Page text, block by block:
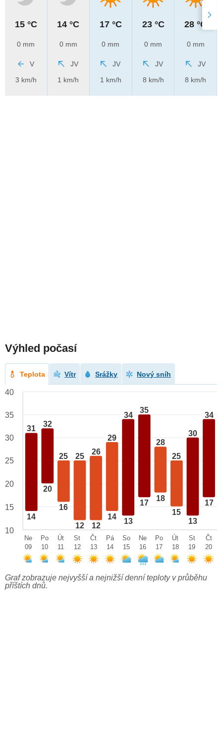
15 °C
0 mm
V
3 km/h
14 °C
0 mm
JV
1 km/h
17 °C
0 mm
JV
1 km/h
23 °C
0 mm
JV
8 km/h
28 °C
0 mm
JV
8 km/h
Výhled počasí
Teplota Vítr Srážky Nový sníh
31
14
32
20
25
16
25
12
26
12
29
14
34
13
35
17
28
18
25
15
30
13
34
17
40
35
30
25
20
15
10
Ne
09
Po
10
Út
11
St
12
Čt
13
Pá
14
So
15
Ne
16
Po
17
Út
18
St
19
Čt
20
Graf zobrazuje nejvyšší a nejnižší denní teploty v průběhu
příštích dnů.